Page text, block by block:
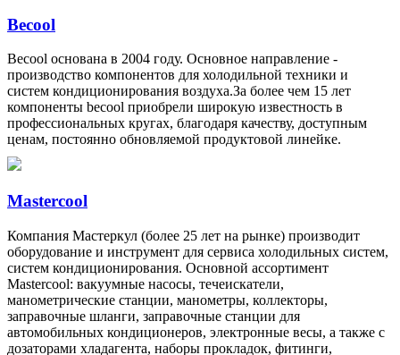
Becool
Becool основана в 2004 году. Основное направление -
производство компонентов для холодильной техники и
систем кондиционирования воздуха.За более чем 15 лет
компоненты becool приобрели широкую известность в
профессиональных кругах, благодаря качеству, доступным
ценам, постоянно обновляемой продуктовой линейке.
Mastercool
Компания Мастеркул (более 25 лет на рынке) производит
оборудование и инструмент для сервиса холодильных систем,
систем кондиционирования. Основной ассортимент
Mastercool: вакуумные насосы, течеискатели,
манометрические станции, манометры, коллекторы,
заправочные шланги, заправочные станции для
автомобильных кондиционеров, электронные весы, а также с
дозаторами хладагента, наборы прокладок, фитинги,